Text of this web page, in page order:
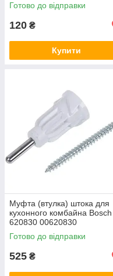
Готово до відправки
120 ₴
Купити
Муфта (втулка) штока для
кухонного комбайна Bosch
620830 00620830
Готово до відправки
525 ₴